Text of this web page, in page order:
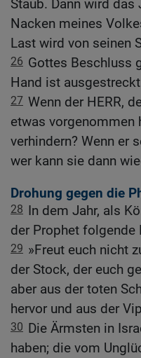
Staub. Dann wird
Nacken meines
Last wird von seinen
26 Gottes Beschluss
Hand ist
27 Wenn der HERR,
etwas vorgenommen
verhindern? Wenn er
wer kann sie dann
Drohung gegen die
28 In dem Jahr, als
der Prophet folgende
29 »Freut euch nicht
der Stock, der euch
aber aus der toten
hervor und aus der
30 Die Ärmsten in
haben; die vom